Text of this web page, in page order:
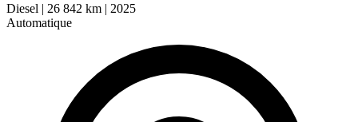
Diesel | 26 842 km | 2025
Automatique